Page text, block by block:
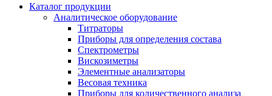
Каталог продукции
Аналитическое оборудование
Титраторы
Приборы для определения состава
Спектрометры
Вискозиметры
Элементные анализаторы
Весовая техника
Приборы для количественного анализа